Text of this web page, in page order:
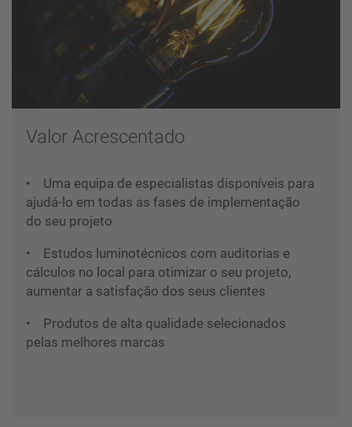
Valor Acrescentado
• Uma equipa de especialistas disponíveis para
ajudá-lo em todas as fases de implementação
do seu projeto
• Estudos luminotécnicos com auditorias e
cálculos no local para otimizar o seu projeto,
aumentar a satisfação dos seus clientes
• Produtos de alta qualidade selecionados
pelas melhores marcas